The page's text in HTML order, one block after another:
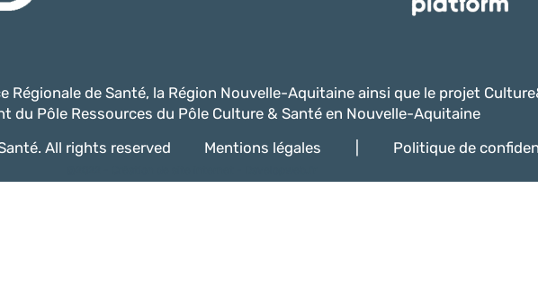
Régionale de Santé, la Région Nouvelle-Aquitaine ainsi que le projet
du Pôle Ressources du Pôle Culture & Santé en Nouvelle-Aquitaine
All rights reserved
Mentions légales Politique de